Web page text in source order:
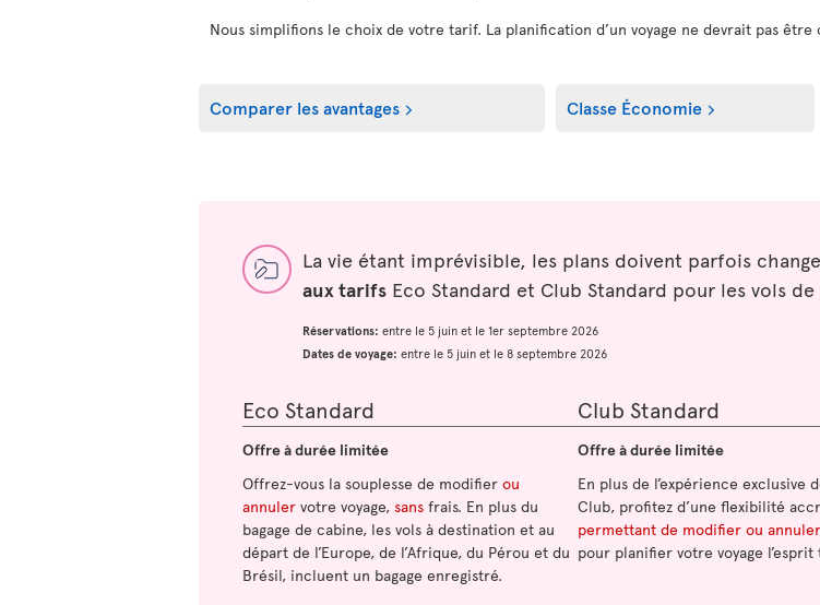
Nous simplifions le choix de votre tarif. La planification d’un voyage ne devrait pas être
Comparer les avantages Classe Économie
La vie étant imprévisible, les plans doivent parfois
aux tarifs Eco Standard et Club Standard pour les vols
Réservations: entre le 5 juin et le 1er septembre 2026
Dates de voyage: entre le 5 juin et le 8 septembre 2026
Eco Standard
Offre à durée limitée
Offrez-vous la souplesse de modifier ou
annuler votre voyage, sans frais. En plus du
bagage de cabine, les vols à destination et au
départ de l’Europe, de l’Afrique, du Pérou et du
Brésil, incluent un bagage enregistré.
Club Standard
Offre à durée limitée
En plus de l’expérience exclusive
Club, profitez d’une flexibilité
permettant de modifier ou
pour planifier votre voyage